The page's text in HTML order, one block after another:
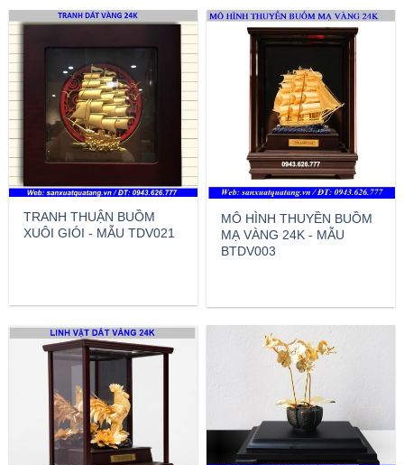
TRANH THUẬN BUỒM
XUÔI GIÓI - MẪU TDV021
MÔ HÌNH THUYỀN BUỒM
MẠ VÀNG 24K - MẪU
BTDV003